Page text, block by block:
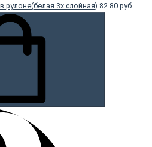
рулоне(белая 3х слойная) 82.80 руб.